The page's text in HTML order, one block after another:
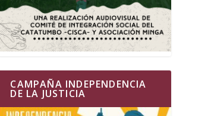
CAMPAÑA INDEPENDENCIA
DE LA JUSTICIA